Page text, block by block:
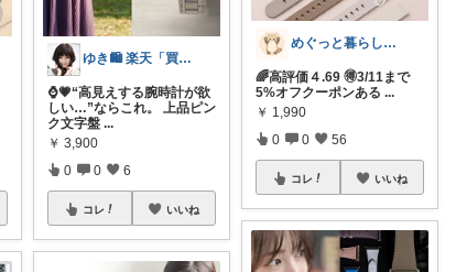
ゆき🛍️ 楽天「買ってよかった」を厳選
⌚💗“高見えする腕時計が欲
しい…”ならこれ。 上品ピン
ク文字盤 ...
￥ 3,900
0 0 6
コレ いいね
めぐっと暮らし🍋朝コレ&いいね周り
🌈高評価４.69 🉐3/11まで
5%オフクーポンある ...
￥ 1,990
0 0 56
コレ いいね